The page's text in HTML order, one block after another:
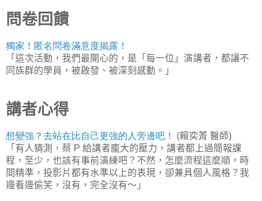
問卷回饋
獨家！匿名問卷滿意度揭露！
「這次活動，我們最開心的，是「每一位」演講者，都讓不
同族群的學員，被啟發、被深刻感動。」
講者心得
想變強？去站在比自己更強的人旁邊吧！ (賴奕菁 醫師)
「有人猜測，蔡 P 給講者龐大的壓力，講者都上過簡報課
程，至少，也該有事前演練吧？不然，怎麼流程這麼順，時
間精準，投影片都有水準以上的表現，卻兼具個人風格？我
邊看邊偷笑，沒有，完全沒有～」